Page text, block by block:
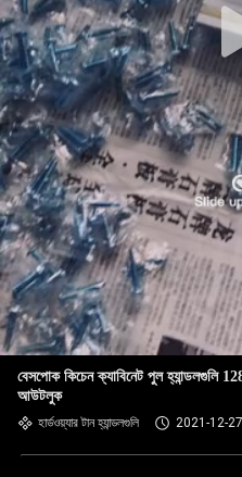
বেসপোক কিচেন ক্যাবিনেট পুল হ্যান্ডলগুলি
আউটলুক
হার্ডওয়্যার টান হ্যান্ডলগুলি 2021-12-27